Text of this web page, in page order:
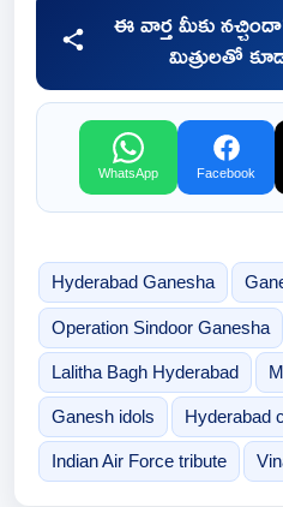
ఈ వార్త మీకు
మిత్రులతో
WhatsApp Facebook
Hyderabad Ganesha
Operation Sindoor Ganesha
Lalitha Bagh Hyderabad
Ganesh idols Hyderabad
Indian Air Force tribute